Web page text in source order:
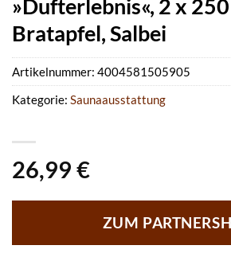
»Dufterlebnis«, 2 x
Bratapfel, Salbei
26,99 €
ZUM
Artikelnummer: 4004581505905
Kategorie: Saunaausstattung